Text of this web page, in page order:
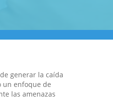
generar la caída
un enfoque de
las amenazas